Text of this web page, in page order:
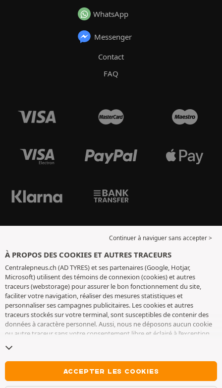
WhatsApp
Messenger
Contact
FAQ
Continuer à naviguer sans accepter >
À PROPOS DES COOKIES ET AUTRES TRACEURS
Centralepneus.ch (AD TYRES) et ses partenaires (Google, Hotjar,
Microsoft) utilisent des témoins de connexion (cookies) et autres
traceurs (webstorage) pour assurer le bon fonctionnement du site,
faciliter votre navigation, réaliser des mesures statistiques et
personnaliser ses campagnes publicitaires. Les cookies et autres
traceurs stockés sur votre terminal, sont susceptibles de contenir des
données à caractère personnel. Aussi, nous ne déposons aucun cookie
ou autre traceur sans votre consentement libre et éclairé à l’exception
conservons votre choix pendant 6 mois. Vous pouvez retirer votre
consentement à tout moment en vous rendant sur lapage cookies et
. Vous pouvez choisir de continuer à naviguer sans
accepter le dépôt de cookies ou autres traceurs. Le refus ne fait pas
ACCEPTER LES COOKIES